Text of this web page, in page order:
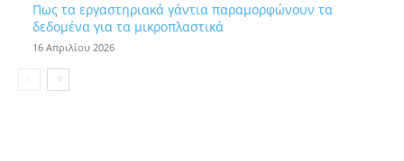
Πως τα εργαστηριακά γάντια παραμορφώνουν τα
δεδομένα για τα μικροπλαστικά
16 Απριλίου 2026